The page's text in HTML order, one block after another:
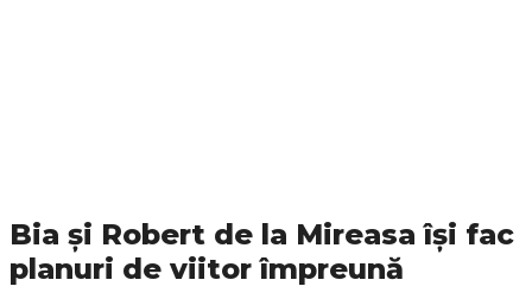
Bia și Robert de la Mireasa își fac
planuri de viitor împreună